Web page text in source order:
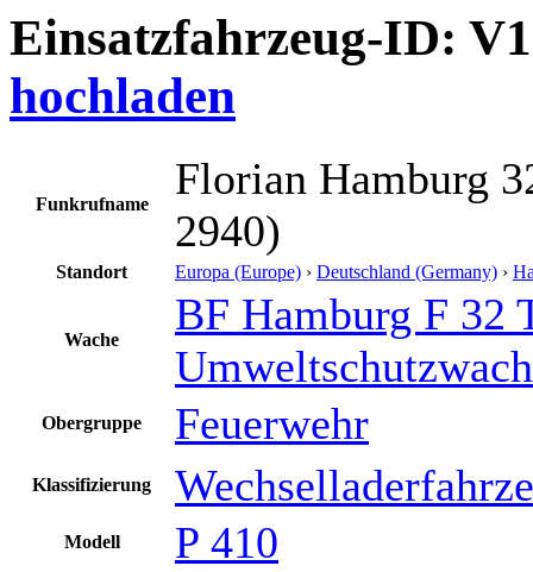
Einsatzfahrzeug-ID:
hochladen
Funkrufname
Florian Hamburg
2940)
Standort Europa (Europe) › Deutschland (Germany) ›
Wache
BF Hamburg F 32
Obergruppe Feuerwehr
Klassifizierung
Modell P 410